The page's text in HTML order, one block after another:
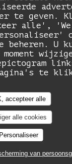
te geven.
alle',
beheren. U
te
accepteer alle
alle cookies
Personaliseer
van
Omer-en-